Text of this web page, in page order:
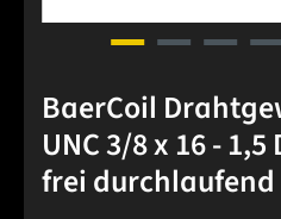
BaerCoil
UNC 3/8 x 16 -
frei durchlaufend